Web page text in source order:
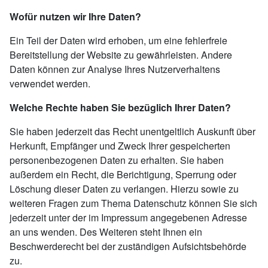
Wofür nutzen wir Ihre Daten?
Ein Teil der Daten wird erhoben, um eine fehlerfreie
Bereitstellung der Website zu gewährleisten. Andere
Daten können zur Analyse Ihres Nutzerverhaltens
verwendet werden.
Welche Rechte haben Sie bezüglich Ihrer Daten?
Sie haben jederzeit das Recht unentgeltlich Auskunft über
Herkunft, Empfänger und Zweck Ihrer gespeicherten
personenbezogenen Daten zu erhalten. Sie haben
außerdem ein Recht, die Berichtigung, Sperrung oder
Löschung dieser Daten zu verlangen. Hierzu sowie zu
weiteren Fragen zum Thema Datenschutz können Sie sich
jederzeit unter der im Impressum angegebenen Adresse
an uns wenden. Des Weiteren steht Ihnen ein
Beschwerderecht bei der zuständigen Aufsichtsbehörde
zu.